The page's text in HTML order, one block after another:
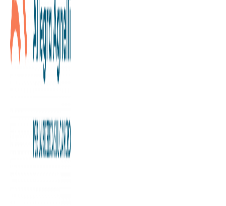
Professione ricercatore
ricercatori di INOC – Istituto Nazionale Oncologico
Candiolo,per condividere i significativi progressi
dei loro progetti di ricerca.